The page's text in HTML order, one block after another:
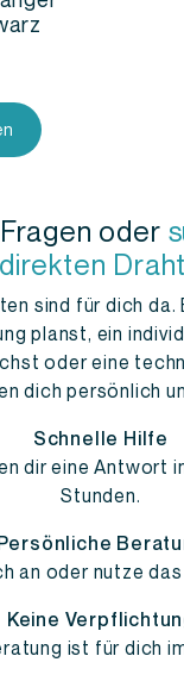
oder
direkten
sind für dich da.
planst, ein
oder eine
dich persönlich
Schnelle Hilfe
dir eine Antwort
Stunden.
an oder nutze
Keine
ist für dich